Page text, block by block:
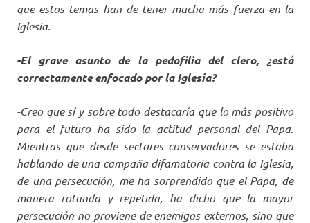
que estos temas han de tener mucha más fuerza en la
Iglesia.
-El grave asunto de la pedofilia del clero, ¿está
correctamente enfocado por la Iglesia?
-Creo que sí y sobre todo destacaría que lo más positivo
para el futuro ha sido la actitud personal del Papa.
Mientras que desde sectores conservadores se estaba
hablando de una campaña difamatoria contra la Iglesia,
de una persecución, me ha sorprendido que el Papa, de
manera rotunda y repetida, ha dicho que la mayor
persecución no proviene de enemigos externos, sino que